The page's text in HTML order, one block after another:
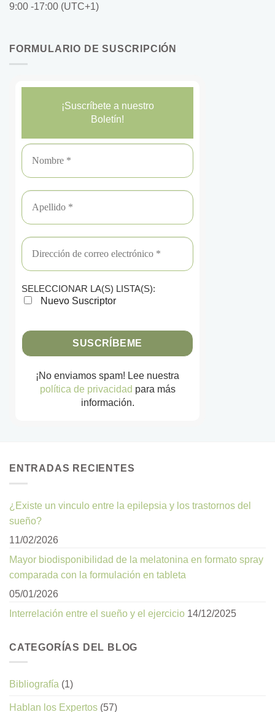
9:00 -17:00 (UTC+1)
FORMULARIO DE SUSCRIPCIÓN
¡Suscríbete a nuestro
Boletín!
SELECCIONAR LA(S) LISTA(S):
Nuevo Suscriptor
¡No enviamos spam! Lee nuestra
política de privacidad para más
información.
ENTRADAS RECIENTES
¿Existe un vinculo entre la epilepsia y los trastornos del
sueño?
11/02/2026
Mayor biodisponibilidad de la melatonina en formato spray
comparada con la formulación en tableta
05/01/2026
Interrelación entre el sueño y el ejercicio 14/12/2025
CATEGORÍAS DEL BLOG
Bibliografía (1)
Hablan los Expertos (57)